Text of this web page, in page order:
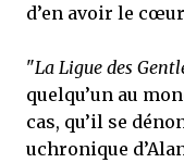
d’en avoir le
"La Ligue des
quelqu’un au
cas, qu’il se
uchronique